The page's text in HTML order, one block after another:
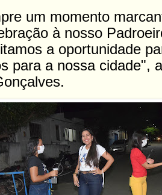
um momento
à nosso
a oportunidade
para a nossa cidade",